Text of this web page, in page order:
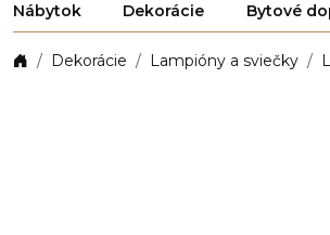
Nábytok Dekorácie Bytové
Dekorácie Lampióny a sviečky